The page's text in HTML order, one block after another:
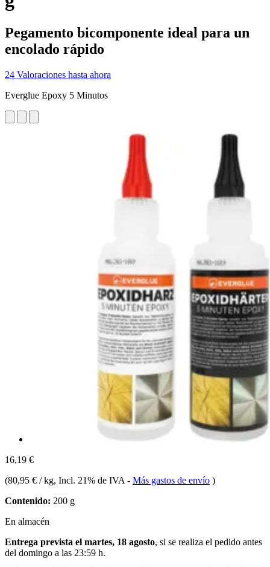
Pegamento bicomponente ideal para un
encolado rápido
24 Valoraciones hasta ahora
Everglue Epoxy 5 Minutos
16,19 €
(80,95 € / kg, Incl. 21% de IVA - Más gastos de envío )
Contenido: 200 g
En almacén
Entrega prevista el martes, 18 agosto, si se realiza el pedido antes
del domingo a las 23:59 h.